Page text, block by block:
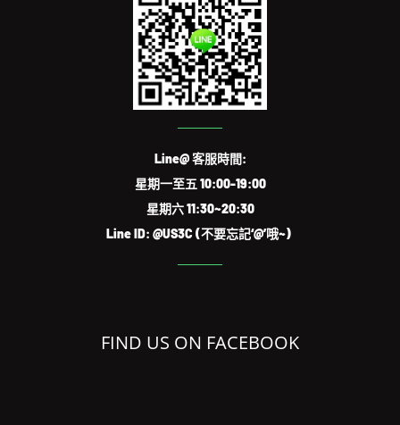
Line@ 客服時間:
星期一至五 10:00-19:00
星期六 11:30~20:30
Line ID: @US3C (不要忘記‘@’哦~)
FIND US ON FACEBOOK